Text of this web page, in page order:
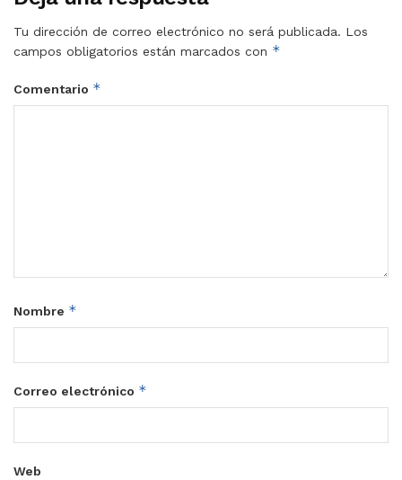
Tu dirección de correo electrónico no será publicada. Los
campos obligatorios están marcados con *
Comentario *
Nombre *
Correo electrónico *
Web